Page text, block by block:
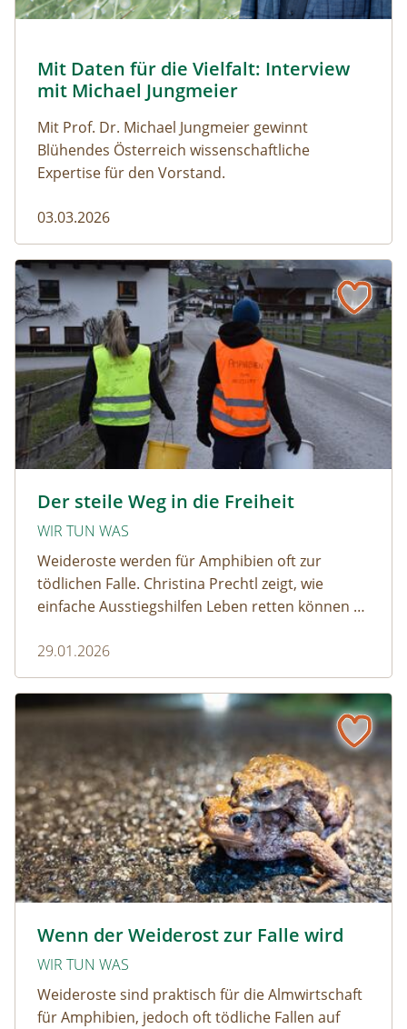
Naturmagazin: Mit Daten für die Vielfalt: Interview mit
Mit Daten für die Vielfalt: Interview
mit Michael Jungmeier
Mit Prof. Dr. Michael Jungmeier gewinnt
Blühendes Österreich wissenschaftliche
Expertise für den Vorstand.
03.03.2026
Der steile Weg in die Freiheit
WIR TUN WAS
Weideroste werden für Amphibien oft zur
tödlichen Falle. Christina Prechtl zeigt, wie
einfache Ausstiegshilfen Leben retten können –
Aufwand.
29.01.2026
Der steile Weg in die Freiheit
Wenn der Weiderost zur Falle wird
WIR TUN WAS
Weideroste sind praktisch für die Almwirtschaft
für Amphibien, jedoch oft tödliche Fallen auf
Wenn der Weiderost zur Falle wird